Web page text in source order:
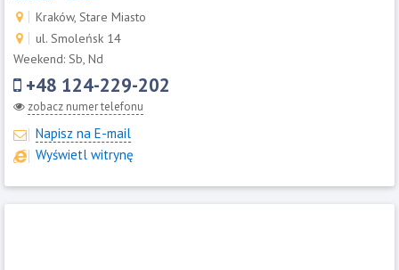
Kraków, Stare Miasto
ul. Smoleńsk 14
Weekend: Sb, Nd
+48 124-229-202
zobacz numer telefonu
Napisz na E-mail
Wyświetl witrynę